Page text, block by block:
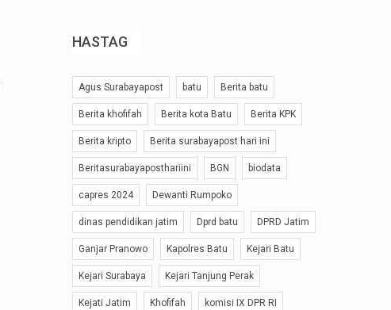
HASTAG
Agus Surabayapost batu Berita batu
Berita khofifah Berita kota Batu Berita KPK
Berita kripto Berita surabayapost hari ini
Beritasurabayaposthariini BGN biodata
capres 2024 Dewanti Rumpoko
dinas pendidikan jatim Dprd batu DPRD Jatim
Ganjar Pranowo Kapolres Batu Kejari Batu
Kejari Surabaya Kejari Tanjung Perak
Kejati Jatim Khofifah komisi IX DPR RI